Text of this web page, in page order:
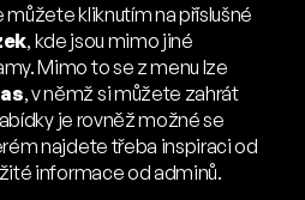
můžete kliknutím na příslušné
, kde jsou mimo jiné
Mimo to se z menu lze
, v němž si můžete zahrát
je rovněž možné se
najdete třeba inspiraci od
informace od adminů.